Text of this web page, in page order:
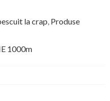
la crap, Produse
1000m